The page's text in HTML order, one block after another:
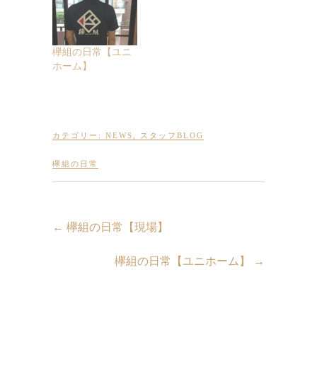
欅組の日常【ユニ
ホーム】
カテゴリー: NEWS スタッフBLOG
欅組の日常
← 欅組の日常【現場】
欅組の日常【ユニホーム】 →